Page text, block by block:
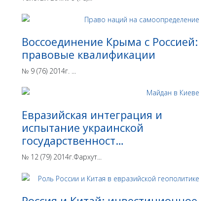
Воссоединение Крыма с Россией:
правовые квалификации
№ 9 (76) 2014г. ...
Евразийская интеграция и
испытание украинской
государственност…
№ 12 (79) 2014г.Фархут...